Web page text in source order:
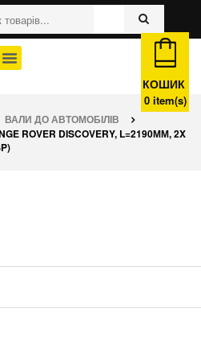
КОШИК
0item(s)
ВАЛИ ДО АВТОМОБІЛІВ
ROVER DISCOVERY, L=2190ММ, 2X